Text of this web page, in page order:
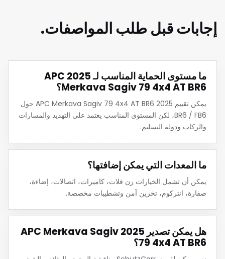
إجابات قبل طلب المواصفات.
ما مستوى الحماية المناسب لـ 2025 APC
Merkava Sagiv 79 4x4 AT BR6؟
يمكن تقييم 2025 APC Merkava Sagiv 79 4x4 AT BR6 حول
BR6 / FB6، لكن المستوى المناسب يعتمد على التهديد والمسارات
والركاب ودولة التسليم.
ما المعدات التي يمكن إضافتها؟
يمكن أن تشمل الخيارات رن فلات، كاميرات، اتصالات، إضاءة،
صفارة، انتركوم، تخزين آمن وتشطيبات مخصصة.
هل يمكن تصدير 2025 APC Merkava Sagiv
79 4x4 AT BR6؟